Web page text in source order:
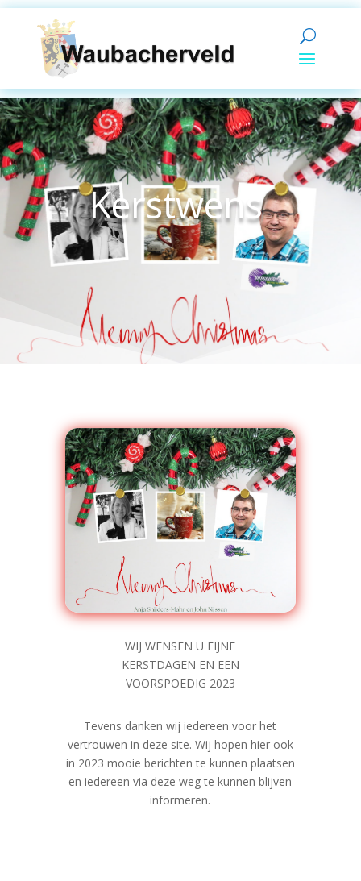
Kerstwens
WIJ WENSEN U FIJNE
KERSTDAGEN EN EEN
VOORSPOEDIG 2023
Tevens danken wij iedereen voor het
vertrouwen in deze site. Wij hopen hier ook
in 2023 mooie berichten te kunnen plaatsen
en iedereen via deze weg te kunnen blijven
informeren.